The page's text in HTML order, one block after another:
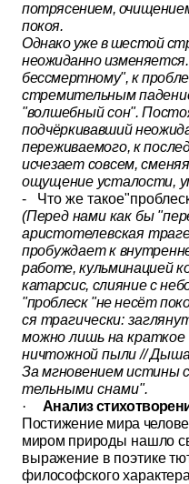
потрясением,
покоя.
Однако уже в шестой
неожиданно
бессмертному", к
стремительным
"волшебный сон".
подчёркивавший
переживаемого, к
исчезает со­всем,
ощущение усталости,
- Что же
(Перед нами как бы
аристотелевская
пробуждает к
работе, кульминацией
катарсис, слияние с
"проблеск "не несёт
ся трагически:
можно лишь накраткое
ничтожной пыли //
За мгновением истины
тельными снами".
·
Анализ
Постижение мира
миром при­роды нашло
выражение в поэтике
философского